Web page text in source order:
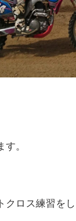
。
クロス練習を